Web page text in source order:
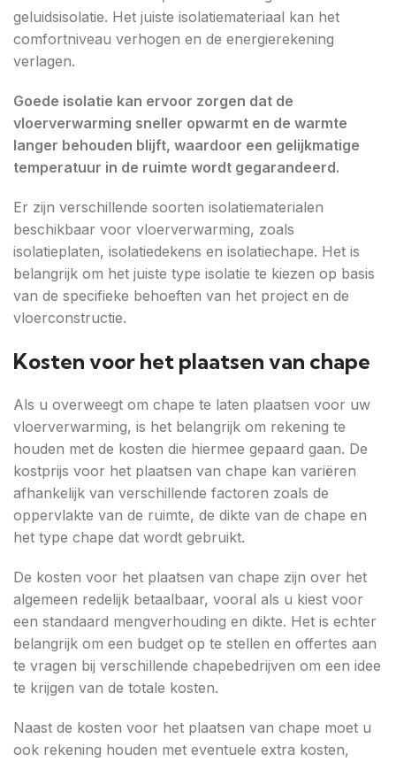
geluidsisolatie. Het juiste isolatiemateriaal kan het
comfortniveau verhogen en de energierekening
verlagen.
Goede isolatie kan ervoor zorgen dat de
vloerverwarming sneller opwarmt en de warmte
langer behouden blijft, waardoor een gelijkmatige
temperatuur in de ruimte wordt gegarandeerd.
Er zijn verschillende soorten isolatiematerialen
beschikbaar voor vloerverwarming, zoals
isolatieplaten, isolatiedekens en isolatiechape. Het is
belangrijk om het juiste type isolatie te kiezen op basis
van de specifieke behoeften van het project en de
vloerconstructie.
Kosten voor het plaatsen van chape
Als u overweegt om chape te laten plaatsen voor uw
vloerverwarming, is het belangrijk om rekening te
houden met de kosten die hiermee gepaard gaan. De
kostprijs voor het plaatsen van chape kan variëren
afhankelijk van verschillende factoren zoals de
oppervlakte van de ruimte, de dikte van de chape en
het type chape dat wordt gebruikt.
De kosten voor het plaatsen van chape zijn over het
algemeen redelijk betaalbaar, vooral als u kiest voor
een standaard mengverhouding en dikte. Het is echter
belangrijk om een budget op te stellen en offertes aan
te vragen bij verschillende chapebedrijven om een idee
te krijgen van de totale kosten.
Naast de kosten voor het plaatsen van chape moet u
ook rekening houden met eventuele extra kosten,